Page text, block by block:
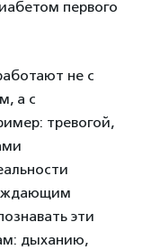
первого
не с
а с
тревогой,
эти
дыханию,